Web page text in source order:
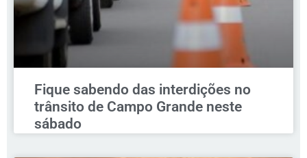
Fique sabendo das interdições no
trânsito de Campo Grande neste
sábado